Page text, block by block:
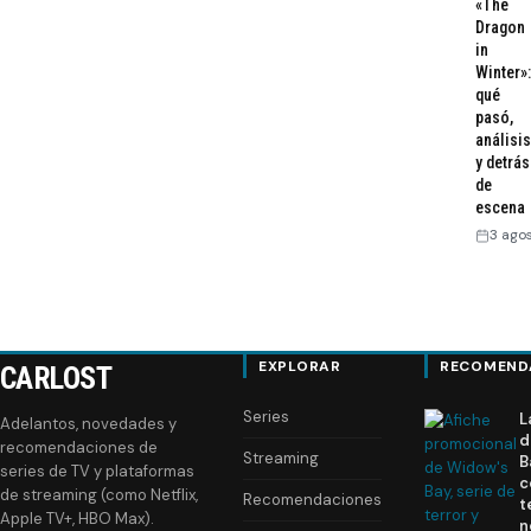
«The
Dragon
in
Winter»:
qué
pasó,
análisis
y detrás
de
escena
3
CARLOST
Adelantos, novedades y
recomendaciones de
series de TV y plataformas
de streaming (como Netflix,
Apple TV+, HBO Max).
EXPLORAR
Series
Streaming
Recomendaciones